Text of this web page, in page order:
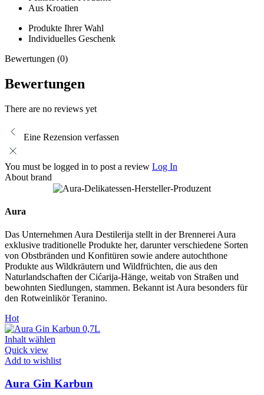
Aus Kroatien
Produkte Ihrer Wahl
Individuelles Geschenk
Bewertungen (0)
Bewertungen
There are no reviews yet
Eine Rezension verfassen
You must be logged in to post a review Log In
About brand
Aura
Das Unternehmen Aura Destilerija stellt in der Brennerei Aura
exklusive traditionelle Produkte her, darunter verschiedene Sorten
von Obstbränden und Konfitüren sowie andere autochthone
Produkte aus Wildkräutern und Wildfrüchten, die aus den
Naturlandschaften der Cićarija-Hänge, weitab von Straßen und
bewohnten Siedlungen, stammen. Bekannt ist Aura besonders für
den Rotweinlikör Teranino.
Hot
Inhalt wählen
Quick view
Add to wishlist
Aura Gin Karbun